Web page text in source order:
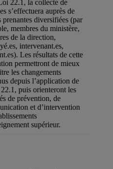
22.1, la collecte de
s’effectuera auprès de
prenantes diversifiées (par
membres du ministère,
de la direction,
intervenant.es,
Les résultats de cette
permettront de mieux
les changements
depuis l’application de
puis orienteront les
de prévention, de
et d’intervention
supérieur.